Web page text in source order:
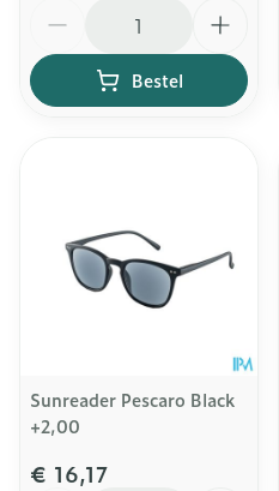
Bestel
Sunreader Pescaro Black
+2,00
€ 16,17